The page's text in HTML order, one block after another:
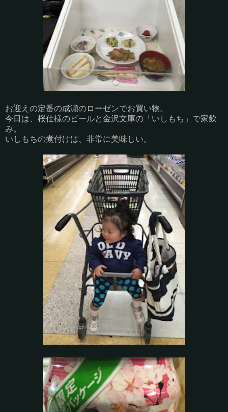
お迎えの定番の成瀬のローゼンでお買い物。
今日は、桜仕様のビールと金沢文庫の「いしもち」で家飲
み。
いしもちの煮付けは、非常に美味しい。